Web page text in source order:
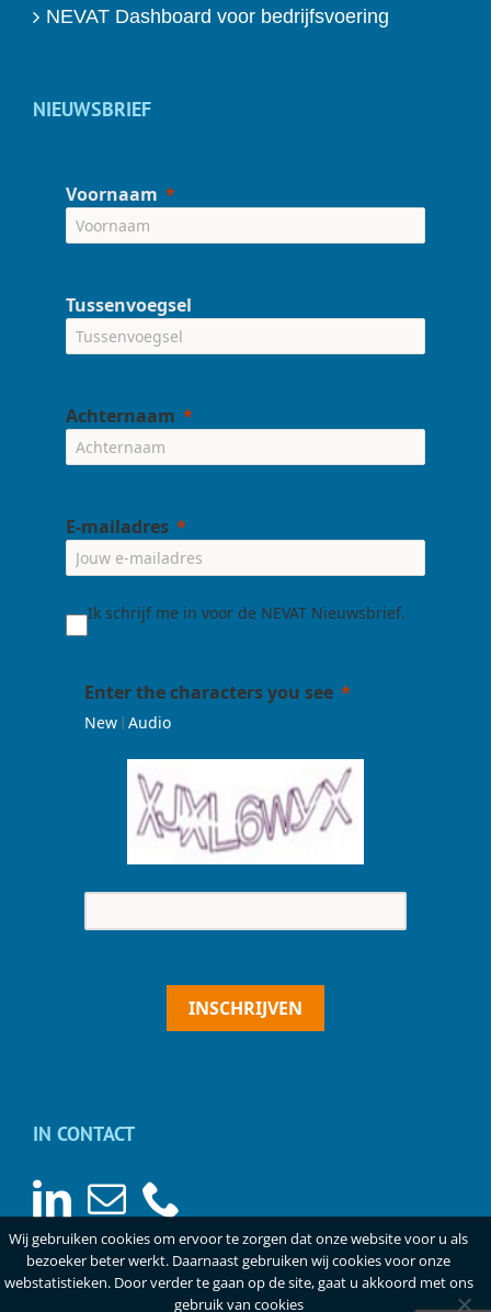
NEVAT Dashboard voor bedrijfsvoering
NIEUWSBRIEF
Voornaam
Tussenvoegsel
Achternaam
E-mailadres
Ik schrijf me in voor de NEVAT Nieuwsbrief.
Enter the characters you see
New | Audio
INSCHRIJVEN
IN CONTACT
Wij gebruiken cookies om ervoor te zorgen dat onze website voor u als
bezoeker beter werkt. Daarnaast gebruiken wij cookies voor onze
webstatistieken. Door verder te gaan op de site, gaat u akkoord met ons
gebruik van cookies